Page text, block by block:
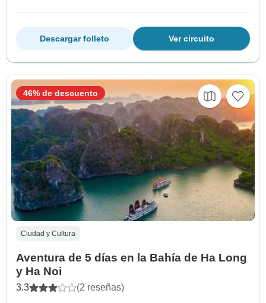
Ver circuito
Descargar folleto
Ciudad y Cultura
Aventura de 5 días en la Bahía de Ha Long
y Ha Noi
3.3 (2 reseñas)
46% de descuento